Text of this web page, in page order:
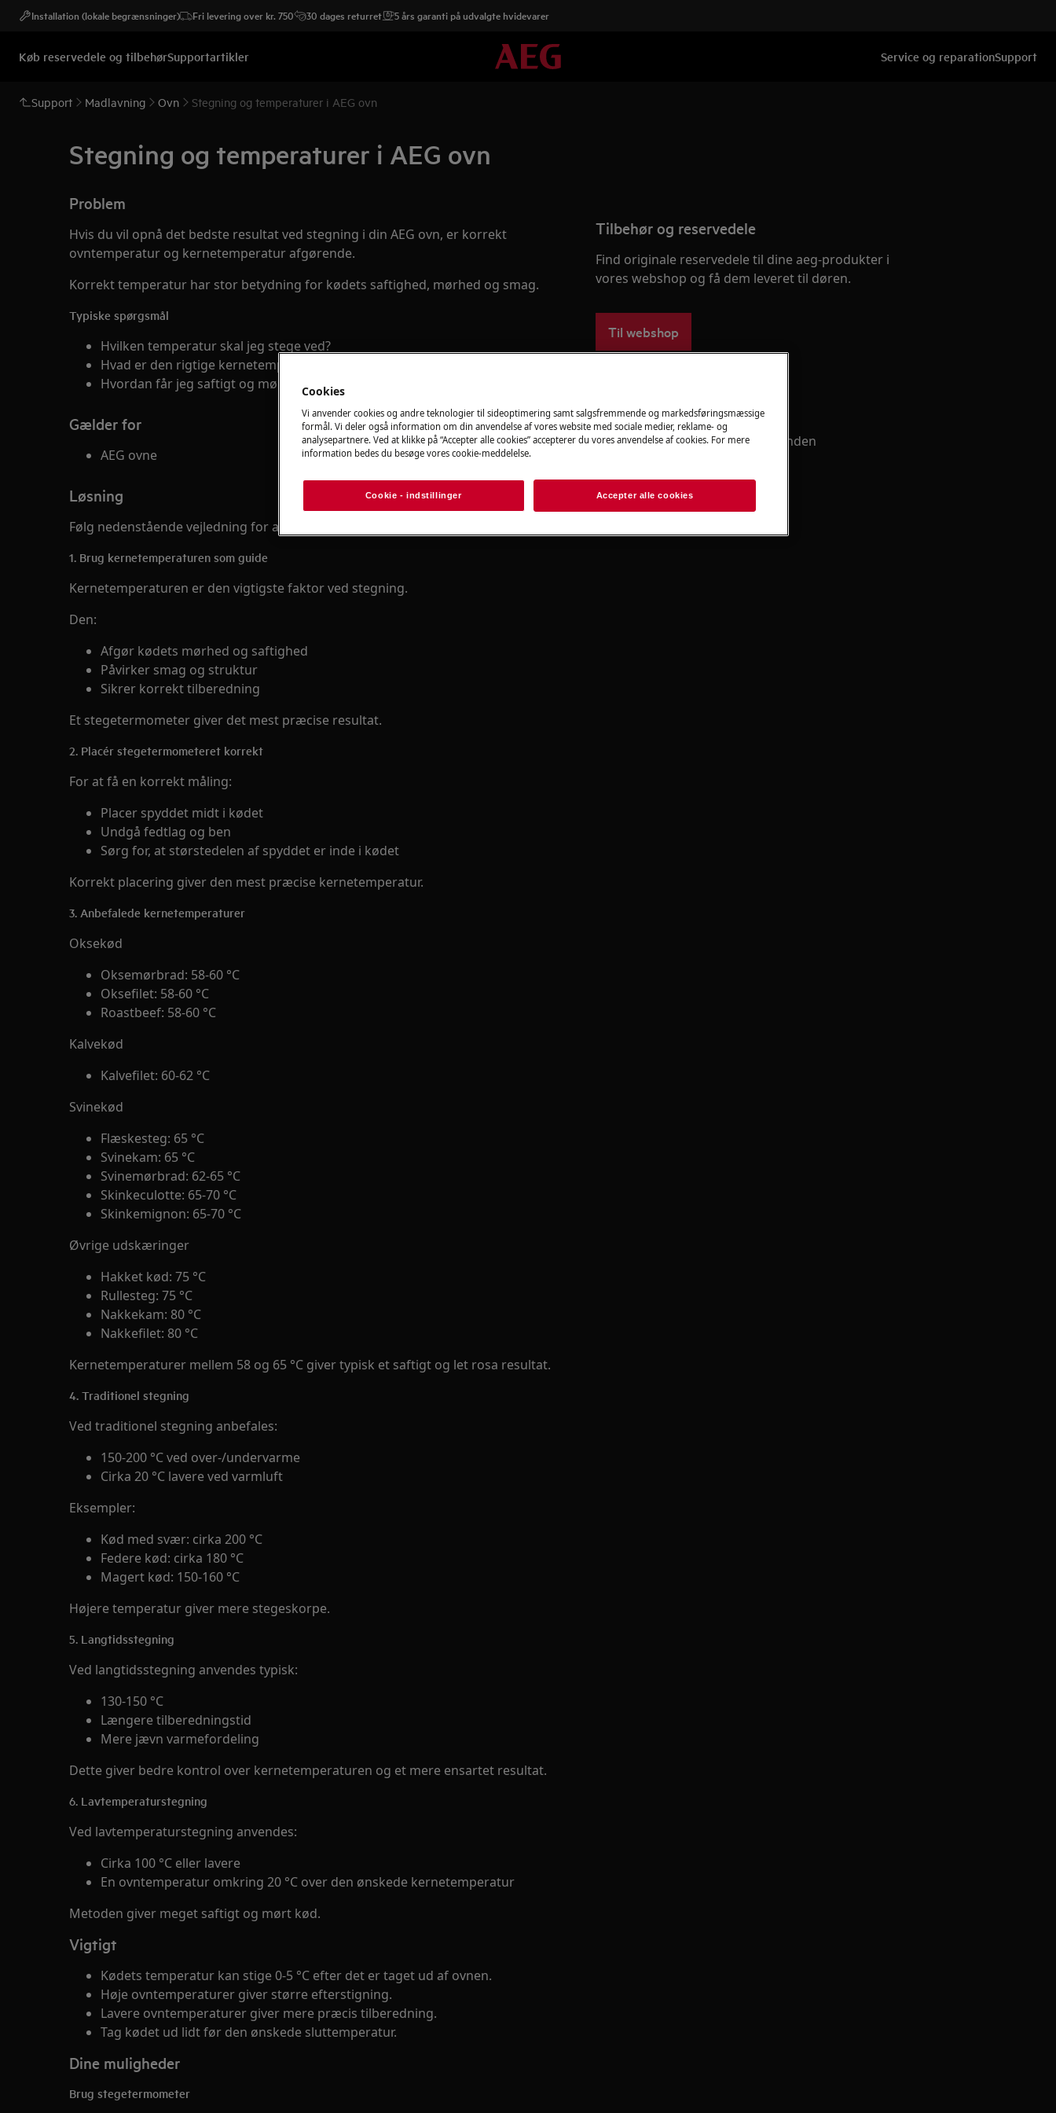
Installation (lokale begrænsninger) Fri levering over kr. 750 30 dages returret 5 års garanti på udvalgte hvidevarer
Køb reservedele og tilbehørSupportartikler Service og reparationSupport
Support Madlavning Ovn Stegning og temperaturer i AEG ovn
Stegning og temperaturer i AEG ovn
Problem
Hvis du vil opnå det bedste resultat ved stegning i din AEG ovn, er korrekt
ovntemperatur og kernetemperatur afgørende.
Korrekt temperatur har stor betydning for kødets saftighed, mørhed og smag.
Typiske spørgsmål
Hvilken temperatur skal jeg stege ved?
Hvad er den rigtige kernetemperatur?
Hvordan får jeg saftigt og mørt kød?
Gælder for
AEG ovne
Løsning
Følg nedenstående vejledning for at opnå et ensartet og saftigt stegeresultat.
1. Brug kernetemperaturen som guide
Kernetemperaturen er den vigtigste faktor ved stegning.
Den:
Afgør kødets mørhed og saftighed
Påvirker smag og struktur
Sikrer korrekt tilberedning
Et stegetermometer giver det mest præcise resultat.
2. Placér stegetermometeret korrekt
For at få en korrekt måling:
Placer spyddet midt i kødet
Undgå fedtlag og ben
Sørg for, at størstedelen af spyddet er inde i kødet
Korrekt placering giver den mest præcise kernetemperatur.
3. Anbefalede kernetemperaturer
Oksekød
Oksemørbrad: 58-60 °C
Oksefilet: 58-60 °C
Roastbeef: 58-60 °C
Kalvekød
Kalvefilet: 60-62 °C
Svinekød
Flæskesteg: 65 °C
Svinekam: 65 °C
Svinemørbrad: 62-65 °C
Skinkeculotte: 65-70 °C
Skinkemignon: 65-70 °C
Øvrige udskæringer
Hakket kød: 75 °C
Rullesteg: 75 °C
Nakkekam: 80 °C
Nakkefilet: 80 °C
Kernetemperaturer mellem 58 og 65 °C giver typisk et saftigt og let rosa resultat.
4. Traditionel stegning
Ved traditionel stegning anbefales:
150-200 °C ved over-/undervarme
Cirka 20 °C lavere ved varmluft
Eksempler:
Kød med svær: cirka 200 °C
Federe kød: cirka 180 °C
Magert kød: 150-160 °C
Højere temperatur giver mere stegeskorpe.
5. Langtidsstegning
Ved langtidsstegning anvendes typisk:
130-150 °C
Længere tilberedningstid
Mere jævn varmefordeling
Dette giver bedre kontrol over kernetemperaturen og et mere ensartet resultat.
6. Lavtemperaturstegning
Ved lavtemperaturstegning anvendes:
Cirka 100 °C eller lavere
En ovntemperatur omkring 20 °C over den ønskede kernetemperatur
Metoden giver meget saftigt og mørt kød.
Vigtigt
Kødets temperatur kan stige 0-5 °C efter det er taget ud af ovnen.
Høje ovntemperaturer giver større efterstigning.
Lavere ovntemperaturer giver mere præcis tilberedning.
Tag kødet ud lidt før den ønskede sluttemperatur.
Dine muligheder
Brug stegetermometer
Tilbehør og reservedele
Find originale reservedele til dine aeg-produkter i
vores webshop og få dem leveret til døren.
Til webshop
Find din brugsanvisning
Få hjælp, find instruktioner og anden
Find manualen
Cookies
Vi anvender cookies og andre teknologier til sideoptimering samt salgsfremmende og markedsføringsmæssige
formål. Vi deler også information om din anvendelse af vores website med sociale medier, reklame- og
analysepartnere. Ved at klikke på “Accepter alle cookies” accepterer du vores anvendelse af cookies. For mere
information bedes du besøge vores cookie-meddelelse.
Cookie - indstillinger Accepter alle cookies